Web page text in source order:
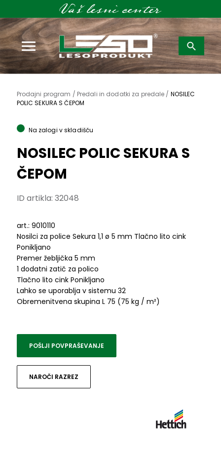
Išči:
Prodajni program / Predali in dodatki za predale / NOSILEC
POLIC SEKURA S ČEPOM
Na zalogi v skladišču
NOSILEC POLIC SEKURA S
ČEPOM
ID artikla: 32048
art.: 9010110
Nosilci za police Sekura 1,1 ø 5 mm Tlačno lito cink
Ponikljano
Premer žebljička 5 mm
1 dodatni zatič za polico
Tlačno lito cink Ponikljano
Lahko se uporablja v sistemu 32
Obremenitvena skupina L 75 (75 kg / m²)
POŠLJI POVPRAŠEVANJE
NAROČI RAZREZ